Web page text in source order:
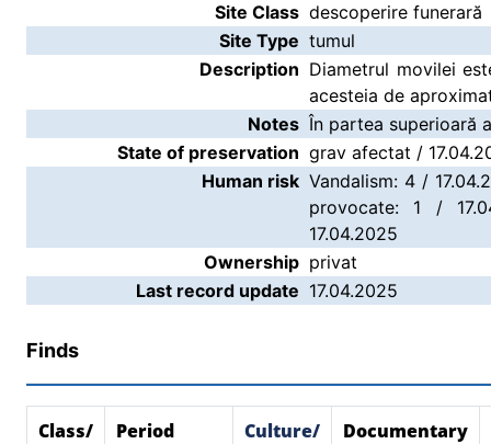
Site Class descoperire funerară
Site Type tumul
Description Diametrul movilei
acesteia de
Notes În partea superioară
State of preservation grav afectat /
Human risk Vandalism: 4 /
provocate: 1 /
17.04.2025
Ownership privat
Last record update 17.04.2025
Finds
Class/
Period
Culture/
Documentary